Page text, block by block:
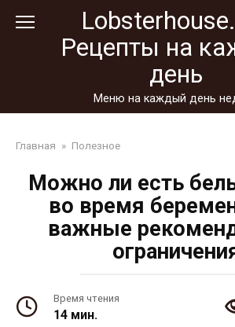
Рецепты на
день
Меню на каждый день
Главная » Полезное
Можно ли есть
во время
важные
Время чтения
14 мин.